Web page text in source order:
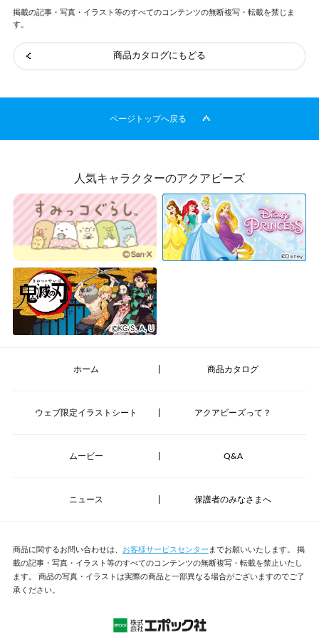
掲載の記事・写真・イラスト等のすべてのコンテンツの無断複写・転載を禁じま
す。
商品カタログにもどる
ページトップへ戻る
人気キャラクターのアクアビーズ
ホーム 商品カタログ
ウェブ限定イラストシート アクアビーズって？
ムービー Q&A
ニュース 保護者のみなさまへ
商品に関するお問い合わせは、 お客様サービスセンター までお願いいたします。
掲
載の記事・写真・イラスト等のすべてのコンテンツの無断複写・転載を禁止いたし
ます。
商品の写真・イラストは実際の商品と一部異なる場合がございますのでご了
承ください。